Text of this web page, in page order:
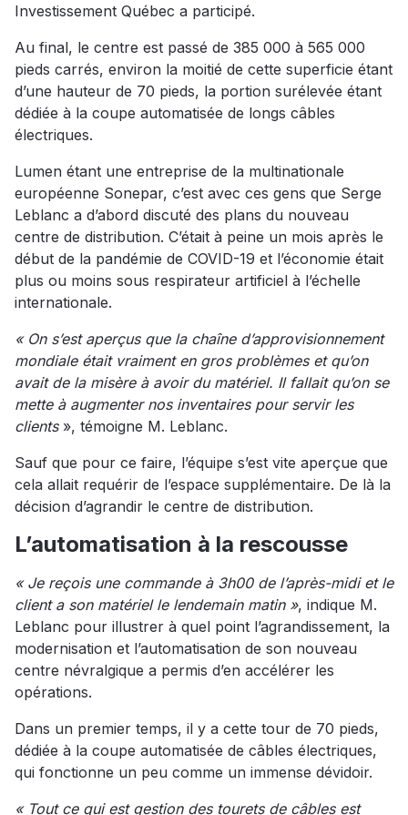
Investissement Québec a participé.
Au final, le centre est passé de 385 000 à 565 000
pieds carrés, environ la moitié de cette superficie étant
d’une hauteur de 70 pieds, la portion surélevée étant
dédiée à la coupe automatisée de longs câbles
électriques.
Lumen étant une entreprise de la multinationale
européenne Sonepar, c’est avec ces gens que Serge
Leblanc a d’abord discuté des plans du nouveau
centre de distribution. C’était à peine un mois après le
début de la pandémie de COVID-19 et l’économie était
plus ou moins sous respirateur artificiel à l’échelle
internationale.
« On s’est aperçus que la chaîne d’approvisionnement
mondiale était vraiment en gros problèmes et qu’on
avait de la misère à avoir du matériel. Il fallait qu’on se
mette à augmenter nos inventaires pour servir les
clients », témoigne M. Leblanc.
Sauf que pour ce faire, l’équipe s’est vite aperçue que
cela allait requérir de l’espace supplémentaire. De là la
décision d’agrandir le centre de distribution.
L’automatisation à la rescousse
« Je reçois une commande à 3h00 de l’après-midi et le
client a son matériel le lendemain matin », indique M.
Leblanc pour illustrer à quel point l’agrandissement, la
modernisation et l’automatisation de son nouveau
centre névralgique a permis d’en accélérer les
opérations.
Dans un premier temps, il y a cette tour de 70 pieds,
dédiée à la coupe automatisée de câbles électriques,
qui fonctionne un peu comme un immense dévidoir.
« Tout ce qui est gestion des tourets de câbles est